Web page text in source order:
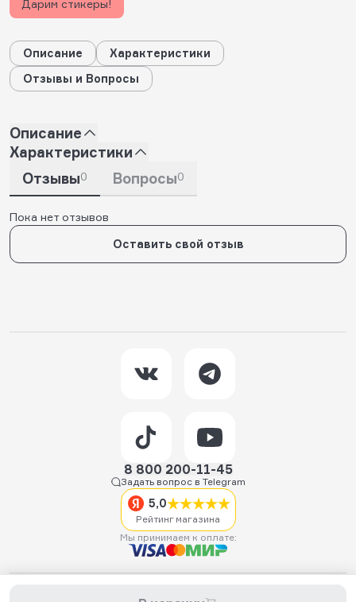
Дарим стикеры!
Описание
Характеристики
Отзывы и Вопросы
Описание
Характеристики
Отзывы0 Вопросы0
Пока нет отзывов
Оставить свой отзыв
8 800 200-11-45
Задать вопрос в Telegram
5,0
Рейтинг магазина
Мы принимаем к оплате: